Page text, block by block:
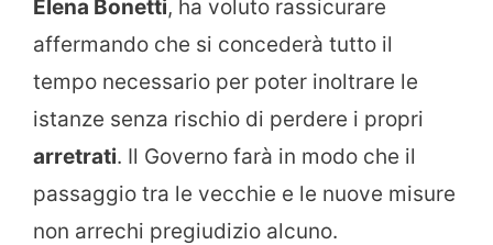
Elena Bonetti, ha voluto rassicurare
affermando che si concederà tutto il
tempo necessario per poter inoltrare le
istanze senza rischio di perdere i propri
arretrati. Il Governo farà in modo che il
passaggio tra le vecchie e le nuove misure
non arrechi pregiudizio alcuno.